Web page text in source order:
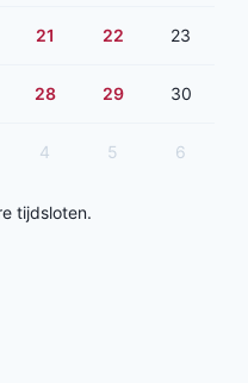
21 22 23
28 29 30
4 5 6
tijdsloten.